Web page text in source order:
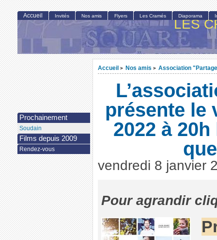
LES
Accueil > Nos amis > Association
présente le
2022 à
vendredi 8 janvier
Pour agrandir
Accueil Invités Nos amis Flyers Les Cramés Diaporama
Prochainement
Soudain
Films depuis 2009
Rendez-vous